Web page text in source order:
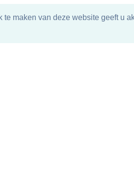
maken van deze website geeft u